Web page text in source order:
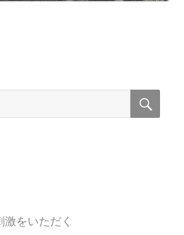
検
激をいただく